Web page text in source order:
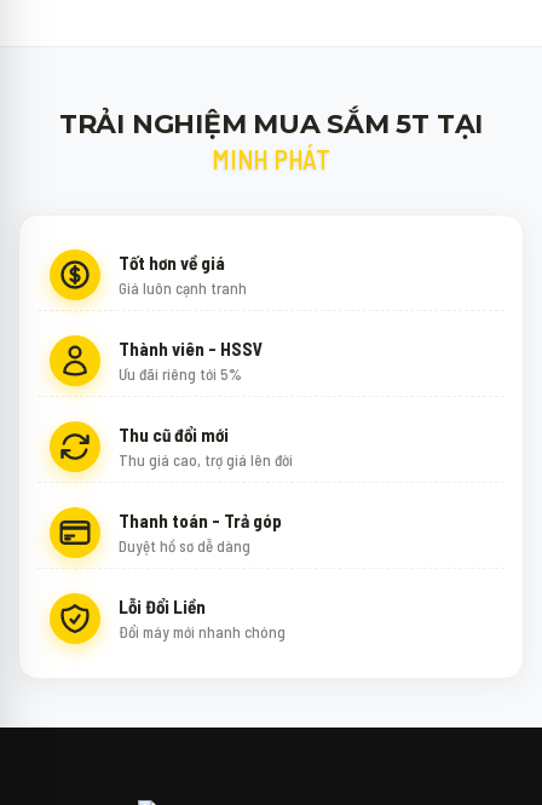
TRẢI NGHIỆM MUA SẮM 5T TẠI
MINH PHÁT
Tốt hơn về giá
Giá luôn cạnh tranh
Thành viên - HSSV
Ưu đãi riêng tới 5%
Thu cũ đổi mới
Thu giá cao, trợ giá lên đời
Thanh toán - Trả góp
Duyệt hồ sơ dễ dàng
Lỗi Đổi Liền
Đổi máy mới nhanh chóng